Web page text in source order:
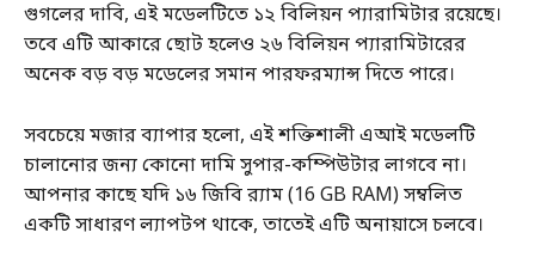
গুগলের দাবি, এই মডেলটিতে ১২ বিলিয়ন প্যারামিটার রয়েছে।
তবে এটি আকারে ছোট হলেও ২৬ বিলিয়ন প্যারামিটারের
অনেক বড় বড় মডেলের সমান পারফরম্যান্স দিতে পারে।
সবচেয়ে মজার ব্যাপার হলো, এই শক্তিশালী এআই মডেলটি
চালানোর জন্য কোনো দামি সুপার-কম্পিউটার লাগবে না।
আপনার কাছে যদি ১৬ জিবি র‍্যাম (16 GB RAM) সম্বলিত
একটি সাধারণ ল্যাপটপ থাকে, তাতেই এটি অনায়াসে চলবে।